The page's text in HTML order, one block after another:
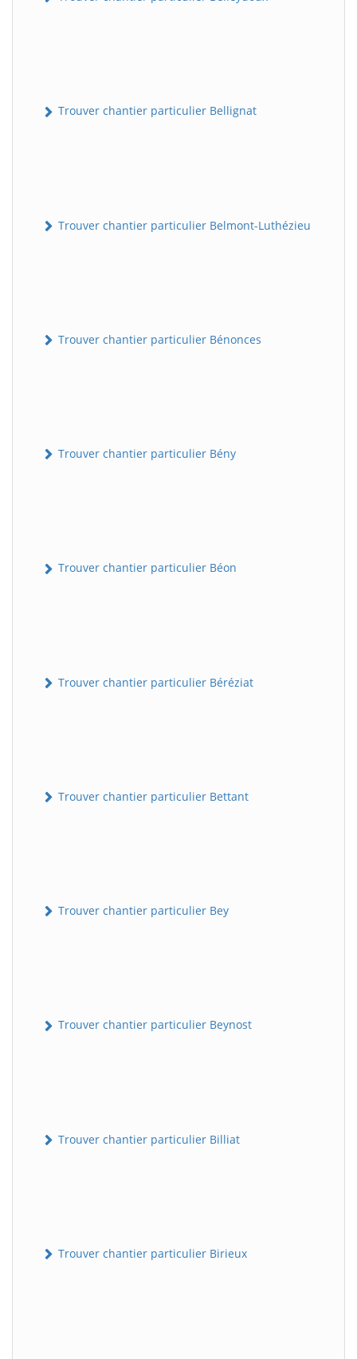
Trouver chantier particulier Bellignat
Trouver chantier particulier Belmont-Luthézieu
Trouver chantier particulier Bénonces
Trouver chantier particulier Bény
Trouver chantier particulier Béon
Trouver chantier particulier Béréziat
Trouver chantier particulier Bettant
Trouver chantier particulier Bey
Trouver chantier particulier Beynost
Trouver chantier particulier Billiat
Trouver chantier particulier Birieux